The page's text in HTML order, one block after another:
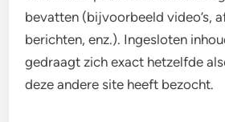
bevatten (bijvoorbeeld video’s,
berichten, enz.). Ingesloten
gedraagt zich exact hetzelfde
deze andere site heeft bezocht.